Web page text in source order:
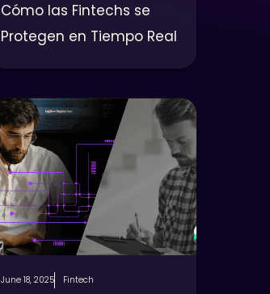
Cómo las Fintechs se
Protegen en Tiempo Real
June 18, 2025 Fintech